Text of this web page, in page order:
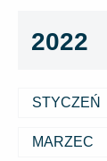
2022
STYCZEŃ
MARZEC